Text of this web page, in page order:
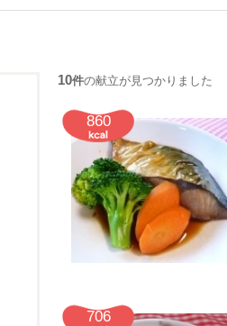
10件の献立が見つかりました
860
706